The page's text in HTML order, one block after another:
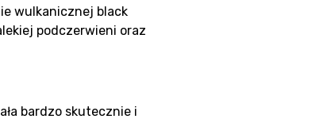
wulkanicznej black
podczerwieni oraz
bardzo skutecznie i